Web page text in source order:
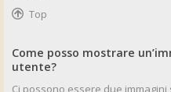
Top
Come posso mostrare
utente?
Ci possono essere due